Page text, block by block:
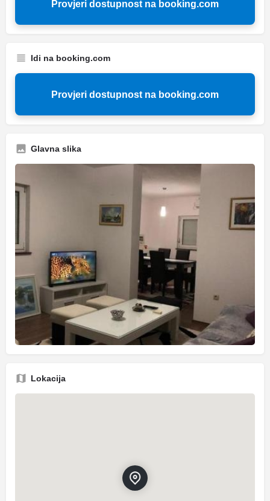
Provjeri dostupnost na booking.com
Idi na booking.com
Provjeri dostupnost na booking.com
Glavna slika
Lokacija